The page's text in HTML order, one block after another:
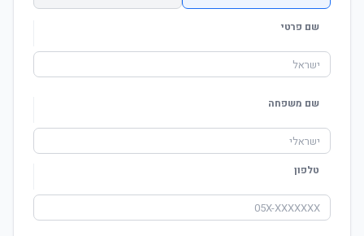
שם פרטי
שם משפחה
טלפון